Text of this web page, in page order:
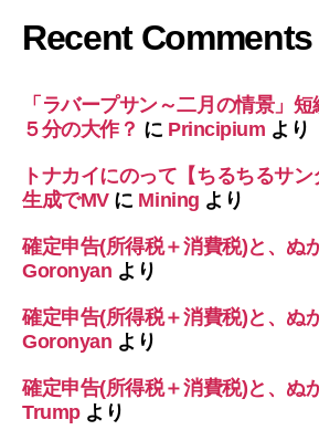
Recent Comments
「ラバープサン～二月の情景」
５分の大作？ に Principium より
トナカイにのって【ちるちるサ
生成でMVに Mining より
確定申告(所得税＋消費税)と、ぬ
Goronyan より
確定申告(所得税＋消費税)と、ぬ
Goronyan より
確定申告(所得税＋消費税)と、ぬ
Trumpより